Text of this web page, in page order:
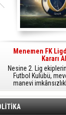
Menemen FK
Kararı
Nesine 2. Lig
Futbol Kulübü,
manevi
ligden çekilme kararı